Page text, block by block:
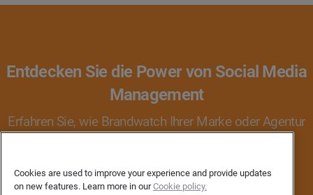
Entdecken Sie die Power von Social Media
Management
Erfahren Sie, wie Brandwatch Ihrer Marke oder Agentur
Cookies are used to improve your experience and provide updates
on new features. Learn more in ourCookie policy.